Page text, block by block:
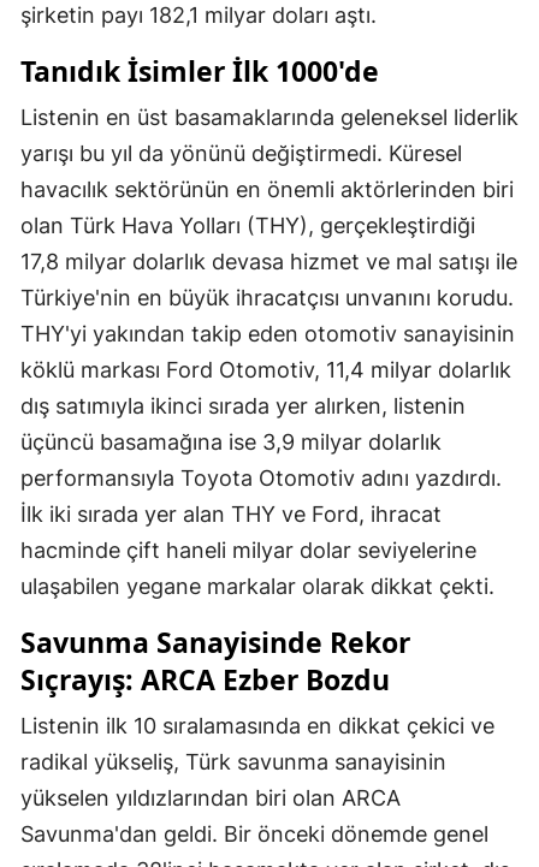
şirketin payı 182,1 milyar doları aştı.
Tanıdık İsimler İlk 1000'de
Listenin en üst basamaklarında geleneksel liderlik
yarışı bu yıl da yönünü değiştirmedi. Küresel
havacılık sektörünün en önemli aktörlerinden biri
olan Türk Hava Yolları (THY), gerçekleştirdiği
17,8 milyar dolarlık devasa hizmet ve mal satışı ile
Türkiye'nin en büyük ihracatçısı unvanını korudu.
THY'yi yakından takip eden otomotiv sanayisinin
köklü markası Ford Otomotiv, 11,4 milyar dolarlık
dış satımıyla ikinci sırada yer alırken, listenin
üçüncü basamağına ise 3,9 milyar dolarlık
performansıyla Toyota Otomotiv adını yazdırdı.
İlk iki sırada yer alan THY ve Ford, ihracat
hacminde çift haneli milyar dolar seviyelerine
ulaşabilen yegane markalar olarak dikkat çekti.
Savunma Sanayisinde Rekor
Sıçrayış: ARCA Ezber Bozdu
Listenin ilk 10 sıralamasında en dikkat çekici ve
radikal yükseliş, Türk savunma sanayisinin
yükselen yıldızlarından biri olan ARCA
Savunma'dan geldi. Bir önceki dönemde genel